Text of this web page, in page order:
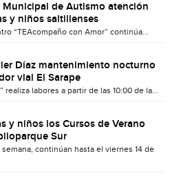
Municipal de Autismo atención
y niños saltillenses
“TEAcompaño con Amor” continúa...
Díaz mantenimiento nocturno
vial El Sarape
realiza labores a partir de las 10:00 de la...
y niños los Cursos de Verano
Sur
continúan hasta el viernes 14 de